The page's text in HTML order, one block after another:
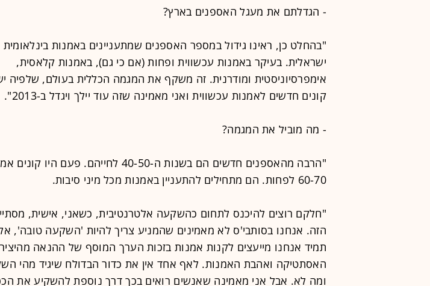
- הגדלתם את מעגל האספנים בארץ?
"בהחלט כן, ראינו גידול במספר האספנים שמתעניינים באמנות
ישראלית. בעיקר באמנות עכשווית ופחות (אם כי גם), באמנות קלאסית,
אימפרסיוניסטית ומודרנית. זה משקף את המגמה הכללית בעולם, שלפיה
קונים חדשים לאמנות עכשווית ואני מאמינה שזה עוד יילך ויגדל ב-2013".
- מה מוביל את המגמה?
"הרבה מהאספנים חדשים הם בשנות ה-40-50 לחייהם. פעם
60-70 לפחות. הם מתחילים להתעניין באמנות מכל מיני סיבות.
"חלקם רוצים להיכנס לתחום כהשקעה אלטרנטיבית, כשאני, אישית,
הזה. אנחנו בסותבי'ס לא מאמינים שהמניע צריך להיות 'השקעה טובה',
תמיד אנחנו מייעצים לקנות אמנות בזכות הערך המוסף של ההנאה
האסתטיקה ואהבת האמנות. לאף אחד אין את כדור הבדולח שיגיד מהי
ומה לא. אבל אני מאמינה שאנשים רואים בכך דרך נוספת להשקיע את